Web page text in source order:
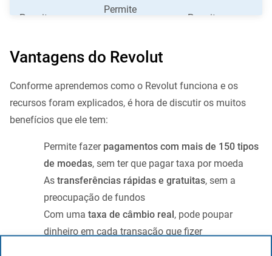
Permite
dinheiro sem
comissões em
qualquer ATM
do mundo com
um máximo de
Permite
comissões em
400€/mês
Permite
qualquer ATM
do mundo com
nacionais e
Cartão de
débito físico
nacionais e
Cartão de
pagamentos
nacionais e
Vantagens do Revolut
Conforme aprendemos como o Revolut funciona e os
recursos foram explicados, é hora de discutir os muitos
benefícios que ele tem:
Permite fazer pagamentos com mais de 150 tipos
de moedas, sem ter que pagar taxa por moeda
As transferências rápidas e gratuitas, sem a
preocupação de fundos
Com uma taxa de câmbio real , pode poupar
dinheiro em cada transação que fizer